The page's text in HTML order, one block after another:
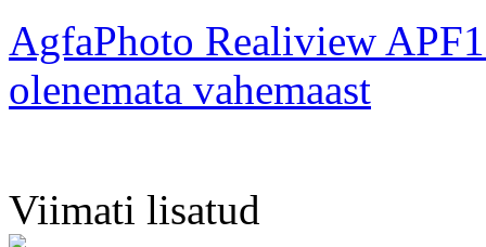
AgfaPhoto Realiview
olenemata vahemaast
Viimati lisatud